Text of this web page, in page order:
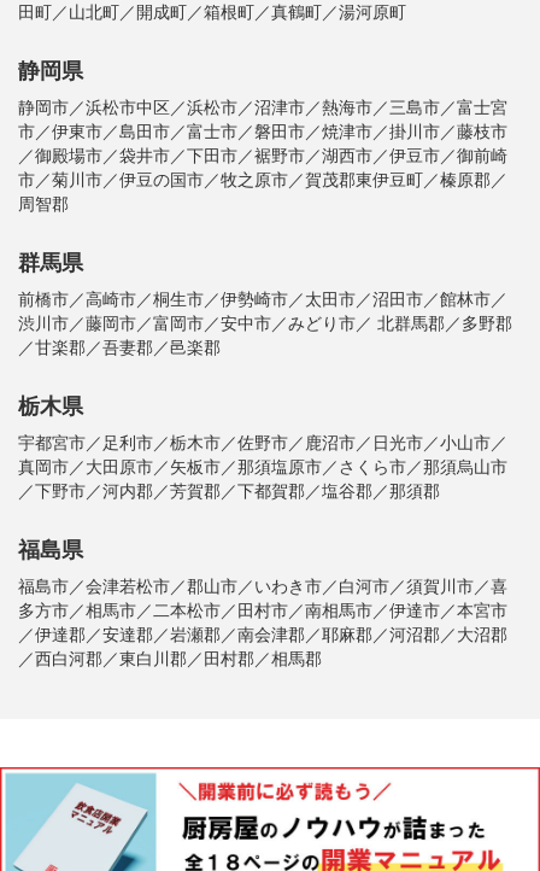
田町／山北町／開成町／箱根町／真鶴町／湯河原町
静岡県
静岡市／浜松市中区／浜松市／沼津市／熱海市／三島市／富士宮
市／伊東市／島田市／富士市／磐田市／焼津市／掛川市／藤枝市
／御殿場市／袋井市／下田市／裾野市／湖西市／伊豆市／御前崎
市／菊川市／伊豆の国市／牧之原市／賀茂郡東伊豆町／榛原郡／
周智郡
群馬県
前橋市／高崎市／桐生市／伊勢崎市／太田市／沼田市／館林市／
渋川市／藤岡市／富岡市／安中市／みどり市／ 北群馬郡／多野郡
／甘楽郡／吾妻郡／邑楽郡
栃木県
宇都宮市／足利市／栃木市／佐野市／鹿沼市／日光市／小山市／
真岡市／大田原市／矢板市／那須塩原市／さくら市／那須烏山市
／下野市／河内郡／芳賀郡／下都賀郡／塩谷郡／那須郡
福島県
福島市／会津若松市／郡山市／いわき市／白河市／須賀川市／喜
多方市／相馬市／二本松市／田村市／南相馬市／伊達市／本宮市
／伊達郡／安達郡／岩瀬郡／南会津郡／耶麻郡／河沼郡／大沼郡
／西白河郡／東白川郡／田村郡／相馬郡